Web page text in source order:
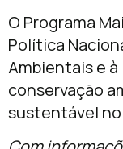
O Programa
Política
Ambientais e
conservação
sustentável